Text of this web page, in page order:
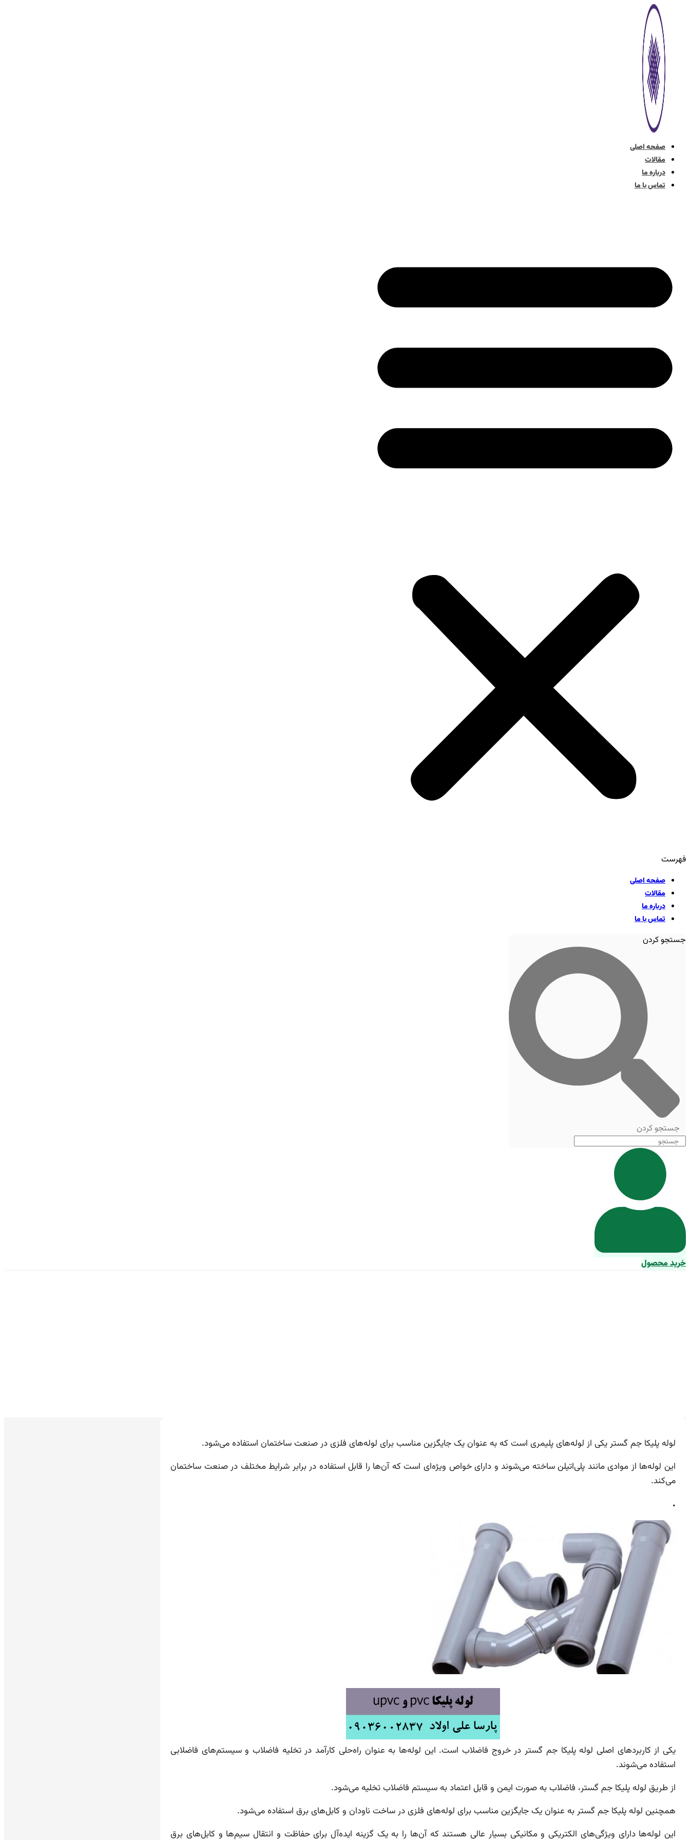
پرش
محتوا
صفحه اصلی
مقالات
درباره ما
تماس با ما
فهرست
صفحه اصلی
مقالات
درباره ما
تماس با ما
جستجو کردن
جستجو کردن
خرید محصول
لوله پلیکا جم گستر یکی از لوله‌های پلیمری است که به عنوان یک جایگزین مناسب برای لوله‌های فلزی در صنعت ساختمان استفاده می‌شود.
این لوله‌ها از موادی مانند پلی‌اتیلن ساخته می‌شوند و دارای خواص ویژه‌ای است که آن‌ها را قابل استفاده در برابر شرایط مختلف در صنعت ساختمان
می‌کند.
.
یکی از کاربردهای اصلی لوله پلیکا جم گستر در خروج فاضلاب است. این لوله‌ها به عنوان راه‌حلی کارآمد در تخلیه فاضلاب و سیستم‌های فاضلابی
استفاده می‌شوند.
از طریق لوله پلیکا جم گستر، فاضلاب به صورت ایمن و قابل اعتماد به سیستم فاضلاب تخلیه می‌شود.
همچنین لوله پلیکا جم گستر به عنوان یک جایگزین مناسب برای لوله‌های فلزی در ساخت ناودان و کابل‌های برق استفاده می‌شود.
این لوله‌ها دارای ویژگی‌های الکتریکی و مکانیکی بسیار عالی هستند که آن‌ها را به یک گزینه ایده‌آل برای حفاظت و انتقال سیم‌ها و کابل‌های برق